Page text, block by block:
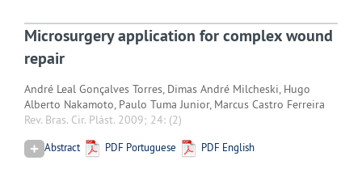
Microsurgery application for complex wound
repair
André Leal Gonçalves Torres, Dimas André Milcheski, Hugo
Alberto Nakamoto, Paulo Tuma Junior, Marcus Castro Ferreira
Rev. Bras. Cir. Plást. 2009; 24: (2)
Abstract PDF Portuguese PDF English